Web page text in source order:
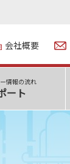
会社概要
情報の流れ
ート